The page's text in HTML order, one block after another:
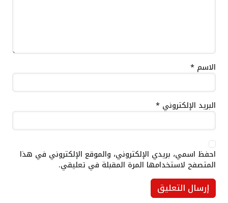
الاسم *
البريد الإلكتروني *
احفظ اسمي، بريدي الإلكتروني، والموقع الإلكتروني في هذا
المتصفح لاستخدامها المرة المقبلة في تعليقي.